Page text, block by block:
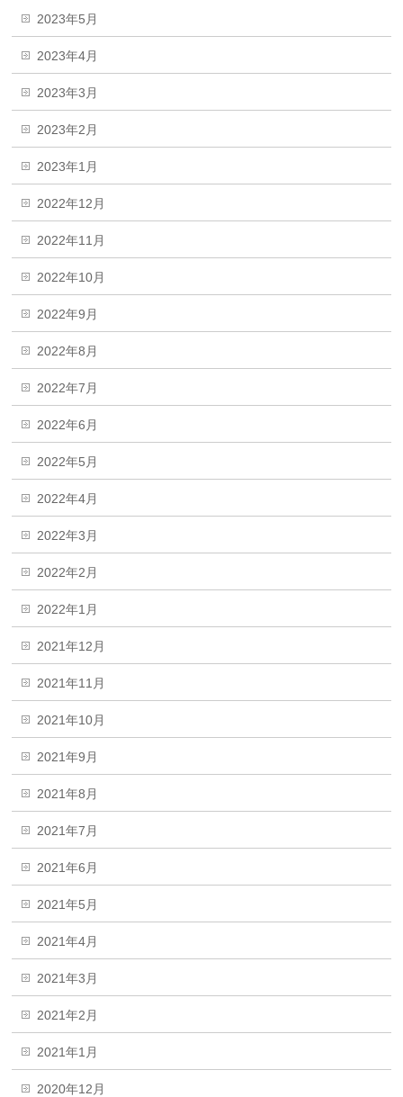
2023年5月
2023年4月
2023年3月
2023年2月
2023年1月
2022年12月
2022年11月
2022年10月
2022年9月
2022年8月
2022年7月
2022年6月
2022年5月
2022年4月
2022年3月
2022年2月
2022年1月
2021年12月
2021年11月
2021年10月
2021年9月
2021年8月
2021年7月
2021年6月
2021年5月
2021年4月
2021年3月
2021年2月
2021年1月
2020年12月